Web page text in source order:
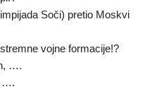
Soči) pretio Moskvi
vojne formacije!?
….
….